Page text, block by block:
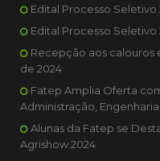
Edital Processo Seletivo
Edital Processo Seletivo
Recepção aos calouros
de 2024
Fatep Amplia Oferta
Administração,
Alunas da Fatep se
Agrishow 2024